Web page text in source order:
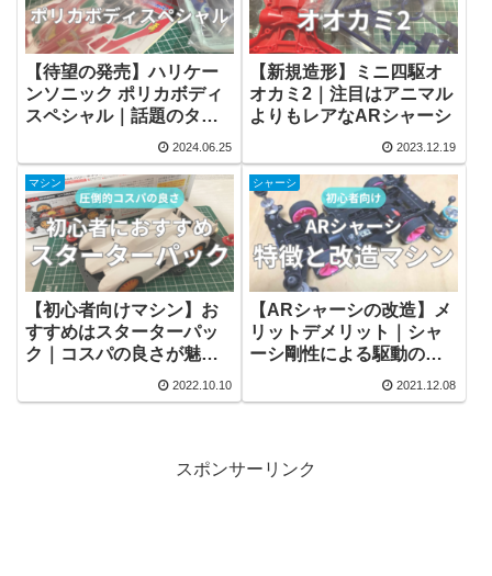
【待望の発売】ハリケー
ンソニック ポリカボディ
スペシャル｜話題のタイ
2024.06.25
【新規造形】ミニ四駆オ
オカミ2｜注目はアニマル
よりもレアなARシャーシ
2023.12.19
マシン
【初心者向けマシン】お
すすめはスターターパッ
ク｜コスパの良さが魅力
2022.10.10
シャーシ
【ARシャーシの改造】メ
リットデメリット｜シャ
ーシ剛性による駆動の良
2021.12.08
スポンサーリンク